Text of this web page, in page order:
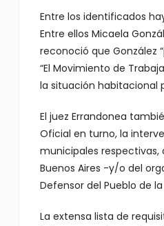
Entre los identificados
Entre ellos Micaela
reconoció que González
“El Movimiento de
la situación habitacional
El juez Errandonea
Oficial en turno, la
municipales respectivas,
Buenos Aires -y/o del
Defensor del Pueblo de
La extensa lista de